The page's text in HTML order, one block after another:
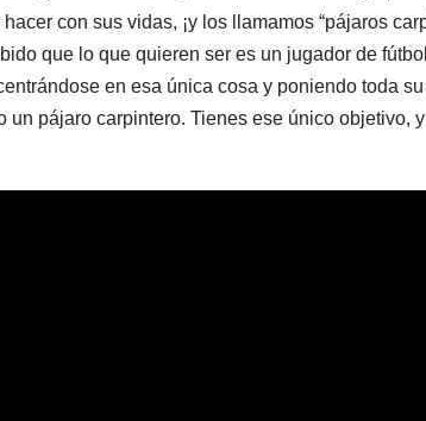
con sus vidas, ¡y los llamamos “pájaros
que lo que quieren ser es un jugador de
en esa única cosa y poniendo toda
un pájaro carpintero. Tienes ese único objetivo,